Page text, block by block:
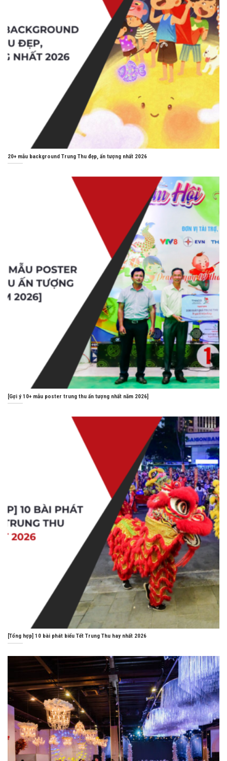
20+ mẫu background Trung Thu đẹp, ấn tượng nhất 2026
[Gợi ý 10+ mẫu poster trung thu ấn tượng nhất năm 2026]
[Tổng hợp] 10 bài phát biểu Tết Trung Thu hay nhất 2026